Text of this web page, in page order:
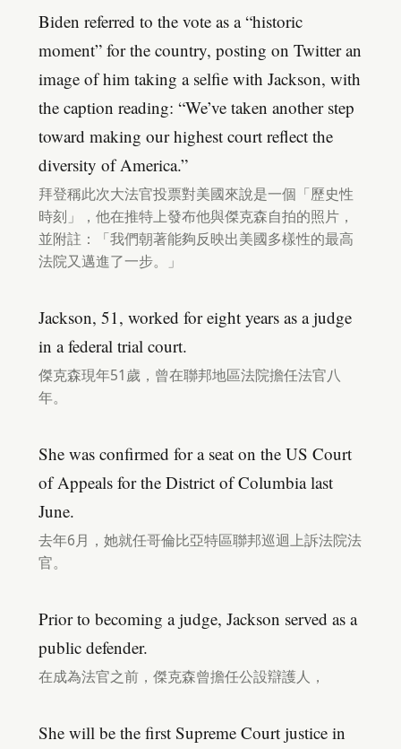
Biden referred to the vote as a “historic
moment” for the country, posting on Twitter an
image of him taking a selfie with Jackson, with
the caption reading: “We’ve taken another step
toward making our highest court reflect the
diversity of America.”
拜登稱此次大法官投票對美國來說是一個「歷史性
時刻」，他在推特上發布他與傑克森自拍的照片，
並附註：「我們朝著能夠反映出美國多樣性的最高
法院又邁進了一步。」
Jackson, 51, worked for eight years as a judge
in a federal trial court.
傑克森現年51歲，曾在聯邦地區法院擔任法官八
年。
She was confirmed for a seat on the US Court
of Appeals for the District of Columbia last
June.
去年6月，她就任哥倫比亞特區聯邦巡迴上訴法院法
官。
Prior to becoming a judge, Jackson served as a
public defender.
在成為法官之前，傑克森曾擔任公設辯護人，
She will be the first Supreme Court justice in